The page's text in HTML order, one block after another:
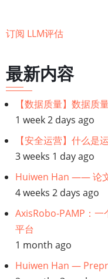
初
指
订阅 LLM评估
最新内容
【数据质量】数据质
1 week 2 days ago
【安全运营】什么是
3 weeks 1 day ago
Huiwen Han —— 论
4 weeks 2 days ago
AxisRobo-PAMP：一
平台
1 month ago
Huiwen Han —